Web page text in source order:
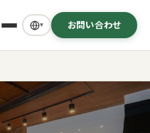
▾ お問い合わせ